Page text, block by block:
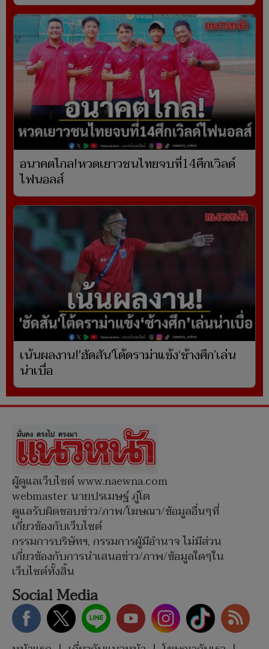
อนาคตไกล!หวดเยาวชนไทยจบที่14ศึกเวิลด์
ไฟนอลส์
เน้นผลงาน!'ฮัดสัน'โต้ดราม่าแข้ง‘ช้างศึก’เล่น
น่าเบื่อ
ผู้ดูแลเว็บไซต์ www.naewna.com
webmaster นายปรเมษฐ์ ภู่โต
ดูแลรับผิดชอบข่าว/ภาพ/โฆษณา/ข้อมูลอื่นๆที่
เกี่ยวข้องกับเว็บไซต์
กรรมการบริษัทฯ, กรรมการผู้มีอำนาจ ไม่มีส่วน
เกี่ยวข้องกับการนำเสนอข่าว/ภาพ/ข้อมูลใดๆใน
เว็บไซต์ทั้งสิ้น
Social Media